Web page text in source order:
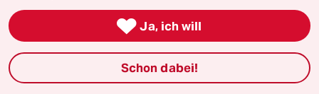
6 Über die geschlechtergerechte Stadt
„Die Stadt ist gemacht für den weißen
Mann in einem Auto“
 Ja, ich will
Schon dabei!